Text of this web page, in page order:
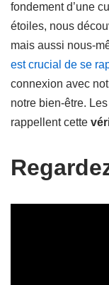
fondement d’une
étoiles, nous
mais aussi nous-
est crucial de se
connexion avec
notre bien-être.
rappellent cette